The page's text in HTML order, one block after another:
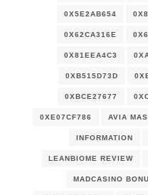
0X5E2AB654
0X62CA316E
0X81EEA4C3
0XB515D73D
0XBCE27677
0XE07CF786 AVIA
INFORMATION
LEANBIOME REVIEW
MADCASINO